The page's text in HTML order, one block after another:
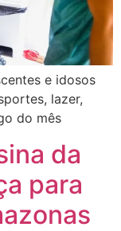
e idosos
lazer,
do mês
da
para